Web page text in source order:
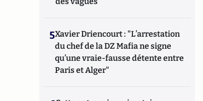
5Xavier Driencourt : "L’arrestation
du chef de la DZ Mafia ne signe
qu’une vraie-fausse détente entre
Paris et Alger"